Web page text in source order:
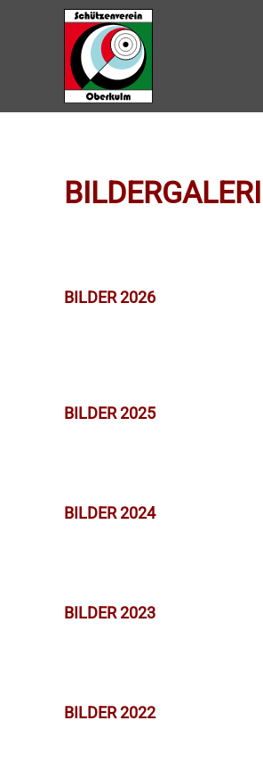
Zum Hauptinhalt springen
BILDER 2026
BILDER 2025
BILDER 2024
BILDER 2023
BILDER 2022